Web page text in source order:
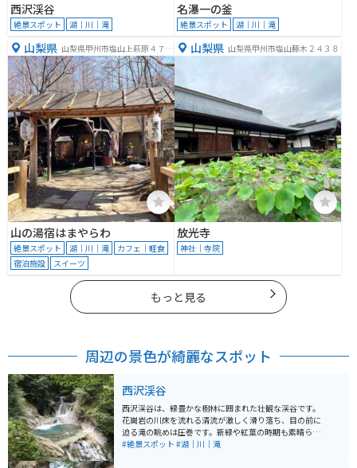
西沢渓谷
絶景スポット 湖｜川｜滝
名瀑一の釜
絶景スポット 湖｜川｜滝
山梨県 山梨県甲州市塩山上萩原４７８
３−５５３
山の湯宿はまやらわ
絶景スポット 湖｜川｜滝
カフェ｜軽食
宿泊施設
スイーツ
山梨県 山梨県甲州市塩山藤木２４３８
放光寺
神社｜寺院
もっと見る
周辺の景色が綺麗なスポット
西沢渓谷
西沢渓谷は、緑豊かな樹林に囲まれた壮観な渓谷です。
花崗岩の川床を流れる清流が激しく滑り落ち、目の前に
迫る滝の眺めは圧巻です。新緑や紅葉の時期も素晴らし
いですが、5月中旬にはシャクナゲの群落が花をつける
#絶景スポット #湖｜川｜滝